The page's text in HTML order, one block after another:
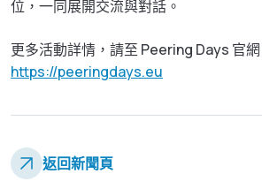
位，一同展開交流與對話。
更多活動詳情，請至 Peering Days 官網
https://peeringdays.eu
返回新聞頁